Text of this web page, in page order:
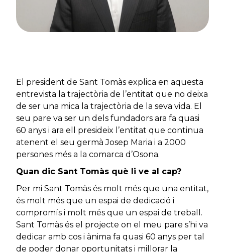
El president de Sant Tomàs explica en aquesta
entrevista la trajectòria de l’entitat que no deixa
de ser una mica la trajectòria de la seva vida. El
seu pare va ser un dels fundadors ara fa quasi
60 anys i ara ell presideix l’entitat que continua
atenent el seu germà Josep Maria i a 2000
persones més a la comarca d’Osona.
Quan dic Sant Tomàs què li ve al cap?
Per mi Sant Tomàs és molt més que una entitat,
és molt més que un espai de dedicació i
compromís i molt més que un espai de treball.
Sant Tomàs és el projecte on el meu pare s’hi va
dedicar amb cos i ànima fa quasi 60 anys per tal
de poder donar oportunitats i millorar la